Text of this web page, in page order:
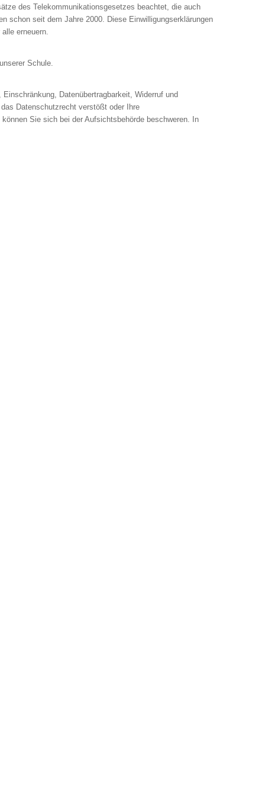
des Telekommunikationsgesetzes beachtet, die auch
schon seit dem Jahre 2000. Diese Einwilligungserklärungen
erneuern.
Schule.
Datenübertragbarkeit, Widerruf und
Datenschutzrecht verstößt oder Ihre
Sie sich bei der Aufsichtsbehörde beschweren. In